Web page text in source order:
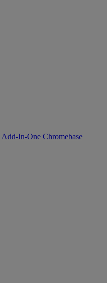
Add-In-One Chromebase